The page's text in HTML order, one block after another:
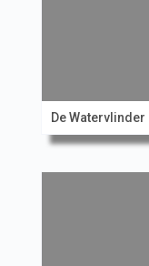
De Watervlinder